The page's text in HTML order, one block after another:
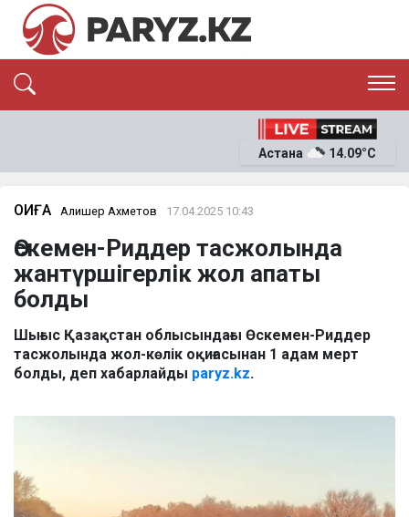
ЭКОНОМИКА
ОҚИҒА
News
Астана 14.09°C
ОҚИҒА Алишер Ахметов 17.04.2025 10:43
Өскемен-Риддер тасжолында
жантүршігерлік жол апаты
болды
Шығыс Қазақстан облысындағы Өскемен-Риддер
тасжолында жол-көлік оқиғасынан 1 адам мерт
болды, деп хабарлайды paryz.kz.